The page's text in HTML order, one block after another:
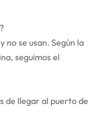
no se usan. Según la
seguimos el
de llegar al puerto de